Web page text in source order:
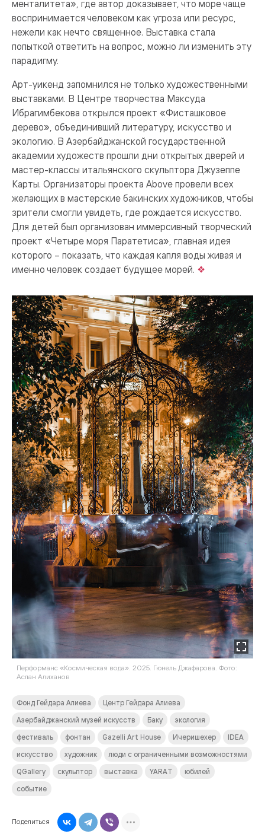
менталитета», где автор доказывает, что море чаще
воспринимается человеком как угроза или ресурс,
нежели как нечто священное. Выставка стала
попыткой ответить на вопрос, можно ли изменить эту
парадигму.
Арт-уикенд запомнился не только художественными
выставками. В Центре творчества Максуда
Ибрагимбекова открылся проект «Фисташковое
дерево», объединивший литературу, искусство и
экологию. В Азербайджанской государственной
академии художеств прошли дни открытых дверей и
мастер-классы итальянского скульптора Джузеппе
Карты. Организаторы проекта Above провели всех
желающих в мастерские бакинских художников, чтобы
зрители смогли увидеть, где рождается искусство.
Для детей был организован иммерсивный творческий
проект «Четыре моря Паратетиса», главная идея
которого – показать, что каж­дая капля воды живая и
именно человек создает будущее морей.
Перформанс «Космическая вода». 2025. Гюнель Джафарова. Фото:
Аслан Алиханов
Фонд Гейдара Алиева
Центр Гейдара Алиева
Азербайджанский музей искусств
Баку
экология
фестиваль
фонтан Gazelli Art House Ичеришехер
IDEA
искусство
художник
люди с ограниченными возможностями
QGallery
скульптор выставка YARAT
юбилей
событие
Поделиться